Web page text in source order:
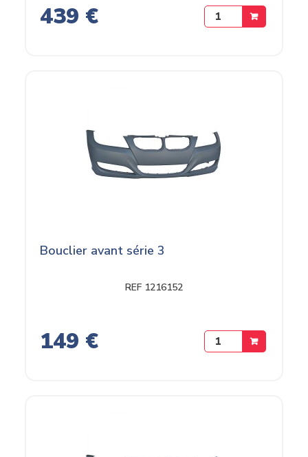
439 €
Bouclier avant série 3
REF 1216152
149 €